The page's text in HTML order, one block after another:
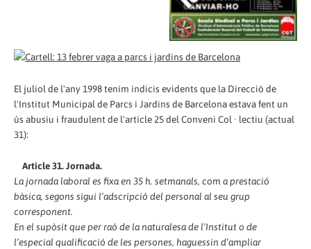
El juliol de l'any 1998 tenim indicis evidents que la Direcció de
l'Institut Municipal de Parcs i Jardins de Barcelona estava fent un
ús abusiu i fraudulent de l'article 25 del Conveni Col · lectiu (actual
31):
Article 31. Jornada.
La jornada laboral es fixa en 35 h. setmanals, com a prestació
bàsica, segons sigui l’adscripció del personal al seu grup
corresponent.
En el supòsit que per raó de la naturalesa de l’Institut o de
l’especial qualificació de les persones, haguessin d’ampliar